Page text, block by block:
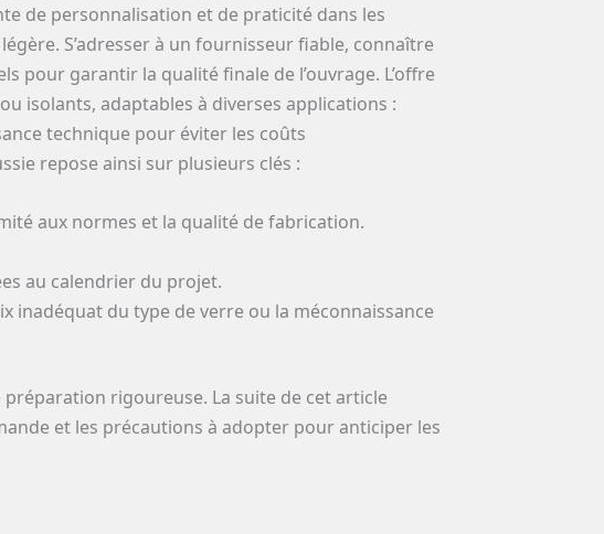
de personnalisation et de praticité dans les
S’adresser à un fournisseur fiable, connaître
pour garantir la qualité finale de l’ouvrage. L’offre
isolants, adaptables à diverses applications :
technique pour éviter les coûts
repose ainsi sur plusieurs clés :
aux normes et la qualité de fabrication.
au calendrier du projet.
inadéquat du type de verre ou la méconnaissance
rigoureuse. La suite de cet article
et les précautions à adopter pour anticiper les